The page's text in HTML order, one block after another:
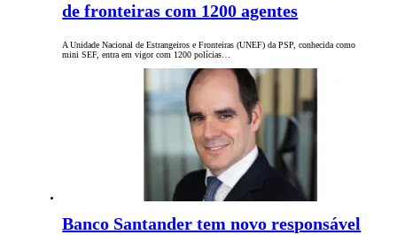
de fronteiras com 1200 agentes
A Unidade Nacional de Estrangeiros e Fronteiras (UNEF) da PSP, conhecida como
mini SEF, entra em vigor com 1200 polícias…
Banco Santander tem novo responsável